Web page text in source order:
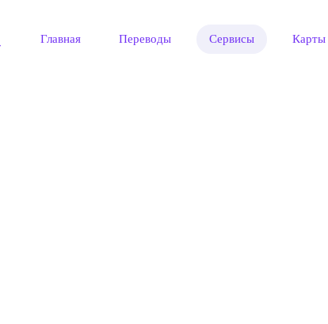
Главная Переводы Сервисы Карты